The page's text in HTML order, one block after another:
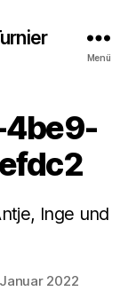
Menü
4be9-
Inge und
2022